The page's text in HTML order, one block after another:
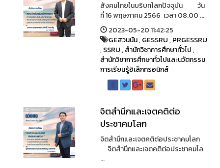
สังคมไทยในบริบทโลกปัจจุบัน วัน
ที่ 16 พฤษภาคม 2566 เวลา 08.00 ...
2023-05-20 11:42:25
GEสวนนัน,GESSRU,PRGESSRU
,SSRU,สำนักวิชาการศึกษาทั่วไป,
สำนักวิชาการศึกษาทั่วไปและนวัตกรรม
การเรียนรู้อิเล็กทรอนิกส์
จิตสำนึกและเจตคติต่อ
ประชาคมโลก
จิตสำนึกและเจตคติต่อประชาคมโลก
จิตสำนึกและเจตคติต่อประชาคมโล
...